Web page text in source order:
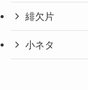
緋欠片
小ネタ